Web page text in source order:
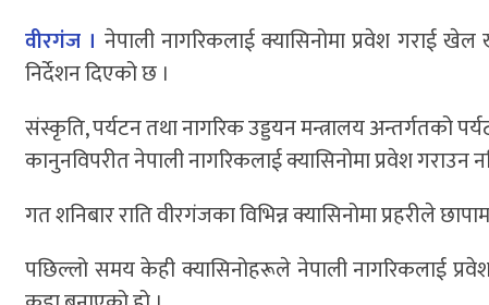
वीरगंज । नेपाली नागरिकलाई क्यासिनोमा प्रवेश गराई
निर्देशन दिएको छ ।
संस्कृति, पर्यटन तथा नागरिक उड्डयन मन्त्रालय अन्तर्गतको
कानुनविपरीत नेपाली नागरिकलाई क्यासिनोमा प्रवेश
गत शनिबार राति वीरगंजका विभिन्न क्यासिनोमा प्रहरीले
पछिल्लो समय केही क्यासिनोहरूले नेपाली नागरिकलाई